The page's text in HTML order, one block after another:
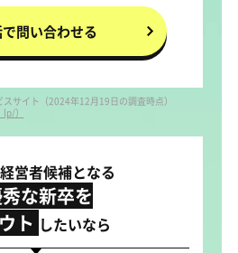
問い合わせる
スサイト（2024年12月19日の調査時点）
）
営者候補となる
な新卒を
ト したいなら